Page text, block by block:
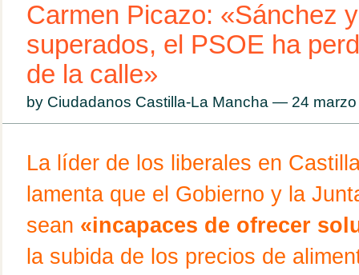
Carmen Picazo: «Sánchez
superados, el PSOE ha
de la calle»
by Ciudadanos Castilla-La Mancha — 24
La líder de los liberales en
lamenta que el Gobierno y la
sean «incapaces de ofrecer
la subida de los precios de